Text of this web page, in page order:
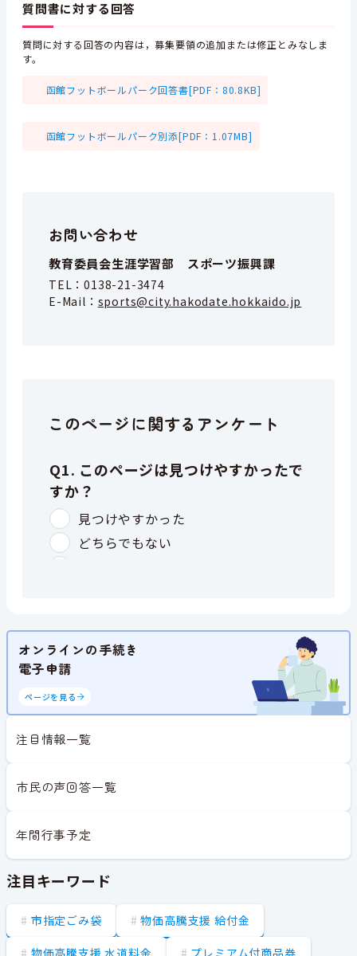
質問書に対する回答
質問に対する回答の内容は，募集要領の追加または修正とみなしま
す。
函館フットボールパーク回答書[PDF：80.8KB]
函館フットボールパーク別添[PDF：1.07MB]
お問い合わせ
教育委員会生涯学習部 スポーツ振興課
TEL：0138-21-3474
E-Mail： sports@city.hakodate.hokkaido.jp
このページに関するアンケート
オンラインの手続き
電子申請
ページを見る
注目情報一覧
市民の声回答一覧
年間行事予定
注目キーワード
市指定ごみ袋 物価高騰支援 給付金
物価高騰支援 水道料金 プレミアム付商品券